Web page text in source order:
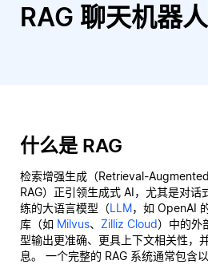
RAG 聊天机器人
什么是 RAG
检索增强生成（Retrieval-
RAG）正引领生成式 AI，尤其是对话
练的大语言模型（LLM，如 OpenAI
库（如 Milvus、 Zilliz Cloud）中的外
型输出更准确、更具上下文相关性，
息。 一个完整的 RAG 系统通常包含